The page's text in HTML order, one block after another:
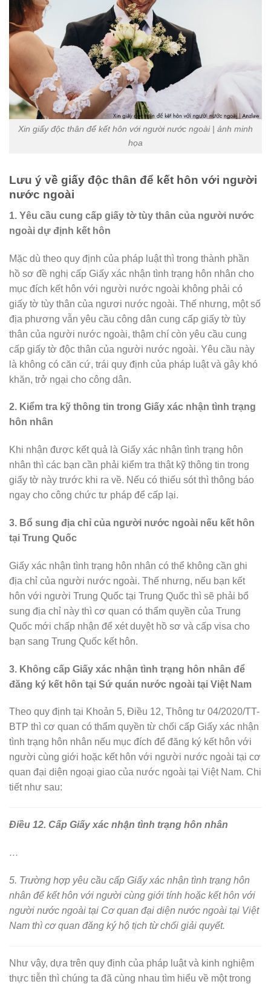
Xin giấy độc thân để kết hôn với người nước ngoài | ảnh minh
họa
Lưu ý về giấy độc thân để kết hôn với người
nước ngoài
1. Yêu cầu cung cấp giấy tờ tùy thân của người nước
ngoài dự định kết hôn
Mặc dù theo quy định của pháp luật thì trong thành phần
hồ sơ đề nghị cấp Giấy xác nhận tình trạng hôn nhân cho
mục đích kết hôn với người nước ngoài không phải có
giấy tờ tùy thân của ngươi nước ngoài. Thế nhưng, một số
địa phương vẫn yêu cầu công dân cung cấp giấy tờ tùy
thân của người nước ngoài, thậm chí còn yêu cầu cung
cấp giấy tờ độc thân của người nước ngoài. Yêu cầu này
là không có căn cứ, trái quy định của pháp luật và gây khó
khăn, trở ngại cho công dân.
2. Kiểm tra kỹ thông tin trong Giấy xác nhận tình trạng
hôn nhân
Khi nhận được kết quả là Giấy xác nhận tình trạng hôn
nhân thì các bạn cần phải kiểm tra thật kỹ thông tin trong
giấy tờ này trước khi ra về. Nếu có thiếu sót thì thông báo
ngay cho công chức tư pháp để cấp lại.
3. Bổ sung địa chỉ của người nước ngoài nếu kết hôn
tại Trung Quốc
Giấy xác nhận tình trạng hôn nhân có thể không cần ghi
địa chỉ của người nước ngoài. Thế nhưng, nếu bạn kết
hôn với người Trung Quốc tại Trung Quốc thì sẽ phải bổ
sung địa chỉ này thì cơ quan có thẩm quyền của Trung
Quốc mới chấp nhận để xét duyệt hồ sơ và cấp visa cho
bạn sang Trung Quốc kết hôn.
3. Không cấp Giấy xác nhận tình trạng hôn nhân để
đăng ký kết hôn tại Sứ quán nước ngoài tại Việt Nam
Theo quy định tại Khoản 5, Điều 12, Thông tư 04/2020/TT-
BTP thì cơ quan có thẩm quyền từ chối cấp Giấy xác nhận
tình trạng hôn nhân nếu mục đích để đăng ký kết hôn với
người cùng giới hoặc kết hôn với người nước ngoài tại cơ
quan đại diện ngoại giao của nước ngoài tại Việt Nam. Chi
tiết như sau:
Điều 12. Cấp Giấy xác nhận tình trạng hôn nhân
…
5. Trường hợp yêu cầu cấp Giấy xác nhận tình trạng hôn
nhân để kết hôn với người cùng giới tính hoặc kết hôn với
người nước ngoài tại Cơ quan đại diện nước ngoài tại Việt
Nam thì cơ quan đăng ký hộ tịch từ chối giải quyết.
Như vậy, dựa trên quy định của pháp luật và kinh nghiệm
thực tiễn thì chúng ta đã cùng nhau tìm hiểu về một trong